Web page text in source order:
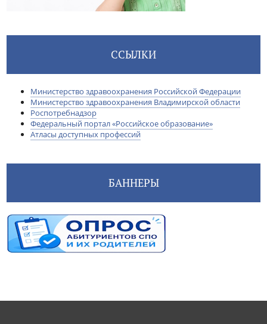
ССЫЛКИ
Министерство здравоохранения Российской Федерации
Министерство здравоохранения Владимирской области
Роспотребнадзор
Федеральный портал «Российское образование»
Атласы доступных профессий
БАННЕРЫ